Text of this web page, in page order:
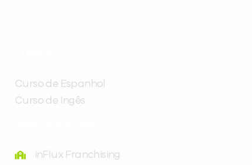
Curso de Espanhol
Curso de Ingês
inFlux Franchising